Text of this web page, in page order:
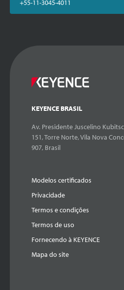
+55-11-3045-4011
KEYENCE BRASIL
Av. Presidente Juscelino
151, Torre Norte, Vila Nova
907, Brasil
Modelos certificados
Privacidade
Termos e condições
Termos de uso
Fornecendo à KEYENCE
Mapa do site